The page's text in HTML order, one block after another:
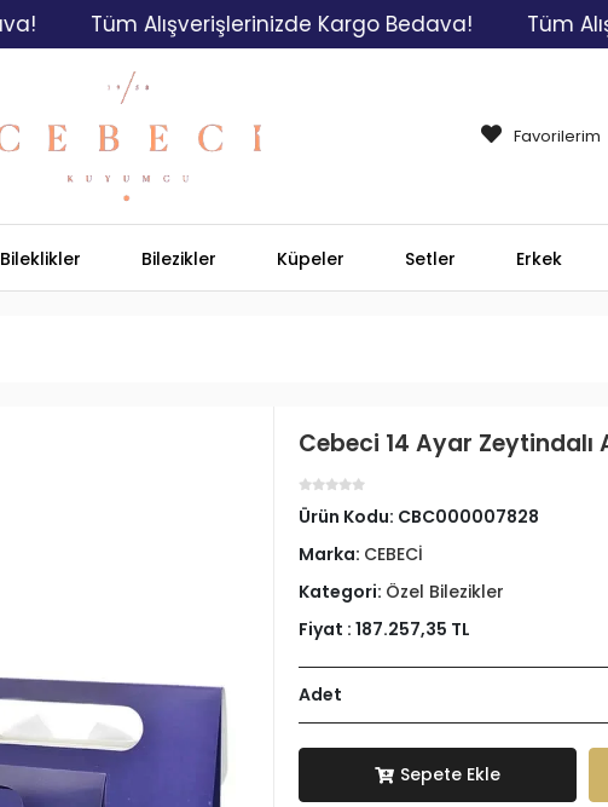
Tüm Alışverişlerinizde Kargo Bedava! Tüm
Favorilerim
Bileklikler Bilezikler Küpeler Setler Erkek
Cebeci 14 Ayar Zeytindalı
Ürün Kodu: CBC000007828
Marka: CEBECİ
Kategori: Özel Bilezikler
Fiyat : 187.257,35 TL
Adet
Sepete Ekle